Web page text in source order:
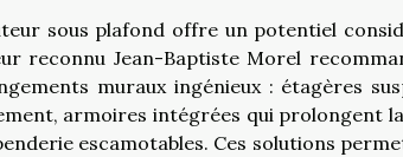
sous plafond offre un potentiel
reconnu Jean-Baptiste Morel
muraux ingénieux : étagères
armoires intégrées qui prolongent
escamotables. Ces solutions